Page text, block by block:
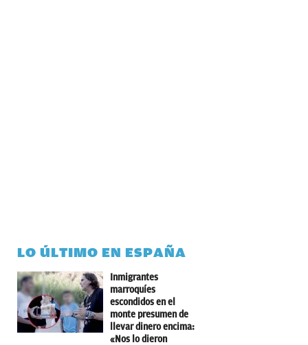
LO ÚLTIMO EN ESPAÑA
Inmigrantes
marroquíes
escondidos en el
monte presumen de
llevar dinero encima:
«Nos lo dieron